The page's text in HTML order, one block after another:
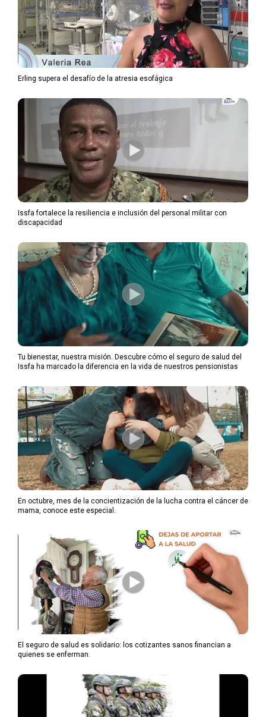
Erling supera el desafío de la atresia esofágica
Issfa fortalece la resiliencia e inclusión del personal militar con
discapacidad
Tu bienestar, nuestra misión. Descubre cómo el seguro de salud del
Issfa ha marcado la diferencia en la vida de nuestros pensionistas
En octubre, mes de la concientización de la lucha contra el cáncer de
mama, conoce este especial.
El seguro de salud es solidario: los cotizantes sanos financian a
quienes se enferman.